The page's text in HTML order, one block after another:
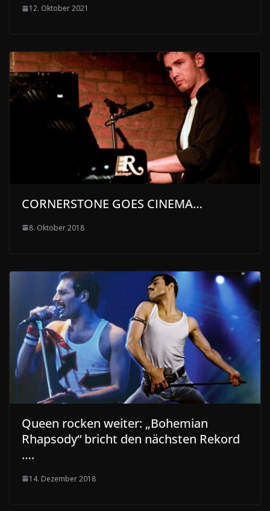
12. Oktober 2021
CORNERSTONE GOES CINEMA…
8. Oktober 2018
Queen rocken weiter: „Bohemian
Rhapsody“ bricht den nächsten Rekord
….
14. Dezember 2018